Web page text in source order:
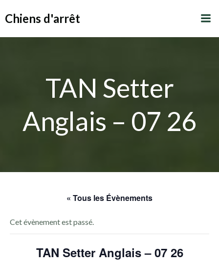
Chiens d'arrêt
TAN Setter
Anglais – 07 26
« Tous les Évènements
Cet évènement est passé.
TAN Setter Anglais – 07 26